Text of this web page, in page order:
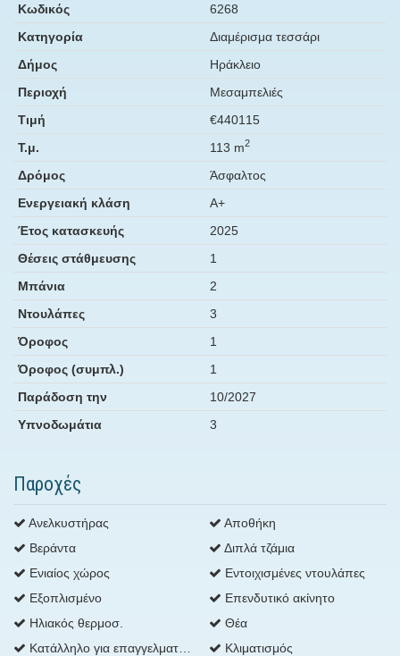
Κωδικός
6268
Κατηγορία
Διαμέρισμα τεσσάρι
Δήμος
Ηράκλειο
Περιοχή
Μεσαμπελιές
Τιμή
€440115
Τ.μ.
113 m2
Δρόμος
Άσφαλτος
Ενεργειακή κλάση
Α+
Έτος κατασκευής
2025
Θέσεις στάθμευσης
1
Μπάνια
2
Ντουλάπες
3
Όροφος
1
Όροφος (συμπλ.)
1
Παράδοση την
10/2027
Υπνοδωμάτια
3
Παροχές
Ανελκυστήρας
Αποθήκη
Βεράντα
Διπλά τζάμια
Ενιαίος χώρος
Εντοιχισμένες ντουλάπες
Εξοπλισμένο
Επενδυτικό ακίνητο
Ηλιακός θερμοσ.
Θέα
Κατάλληλο για επαγγελματική χρήση
Κλιματισμός